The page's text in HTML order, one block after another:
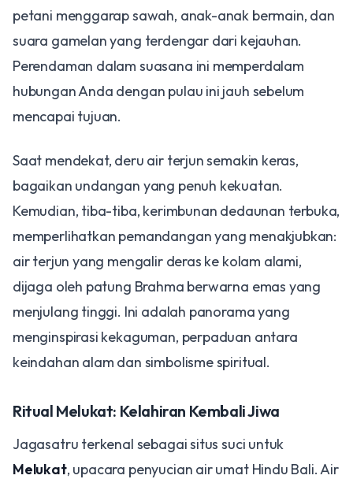
petani menggarap sawah, anak-anak bermain, dan
suara gamelan yang terdengar dari kejauhan.
Perendaman dalam suasana ini memperdalam
hubungan Anda dengan pulau ini jauh sebelum
mencapai tujuan.
​Saat mendekat, deru air terjun semakin keras,
bagaikan undangan yang penuh kekuatan.
Kemudian, tiba-tiba, kerimbunan dedaunan terbuka,
memperlihatkan pemandangan yang menakjubkan:
air terjun yang mengalir deras ke kolam alami,
dijaga oleh patung Brahma berwarna emas yang
menjulang tinggi. Ini adalah panorama yang
menginspirasi kekaguman, perpaduan antara
keindahan alam dan simbolisme spiritual.
​Ritual Melukat: Kelahiran Kembali Jiwa
​Jagasatru terkenal sebagai situs suci untuk
Melukat, upacara penyucian air umat Hindu Bali. Air